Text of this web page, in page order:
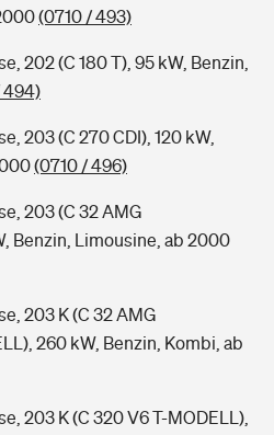
(0710 / 493)
202 (C 180 T), 95 kW, Benzin,
494)
203 (C 270 CDI), 120 kW,
(0710 / 496)
203 (C 32 AMG
Benzin, Limousine, ab 2000
203 K (C 32 AMG
260 kW, Benzin, Kombi, ab
203 K (C 320 V6 T-MODELL),